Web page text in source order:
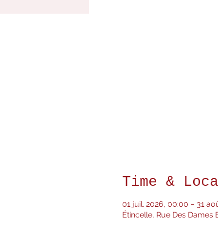
Time &
01 juil. 2026, 00:00 – 31
Étincelle, Rue Des